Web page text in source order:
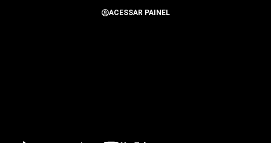
ACESSAR PAINEL